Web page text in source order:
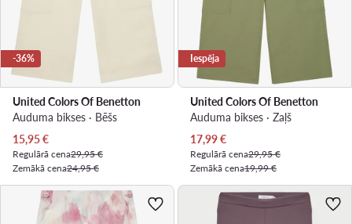
-36%
United Colors Of Benetton
Auduma bikses · Bēšs
Pašreizējā cena
15,95€
Regulārā cena29,95 €
Zemākā cena24,95 €
Iespēja
United Colors Of Benetton
Auduma bikses · Zaļš
Pašreizējā cena
17,99€
Regulārā cena29,95 €
Zemākā cena19,99 €